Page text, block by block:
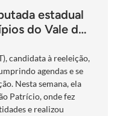
estadual
do Vale do
candidata à reeleição,
agendas e se
Nesta semana, ela
Patrício, onde fez
e realizou